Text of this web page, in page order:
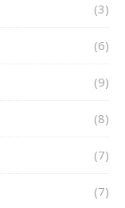
(3)
(6)
(9)
(8)
(7)
(7)